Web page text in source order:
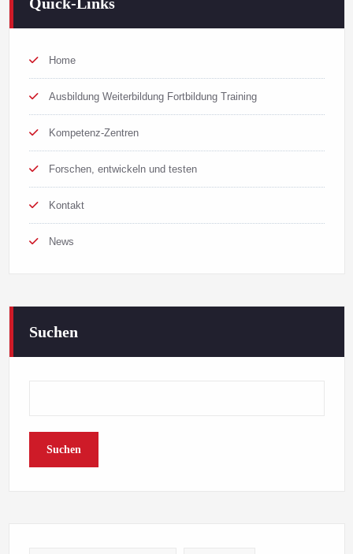
Home
Ausbildung Weiterbildung Fortbildung Training
Kompetenz-Zentren
Forschen, entwickeln und testen
Kontakt
News
Suchen
Suchen